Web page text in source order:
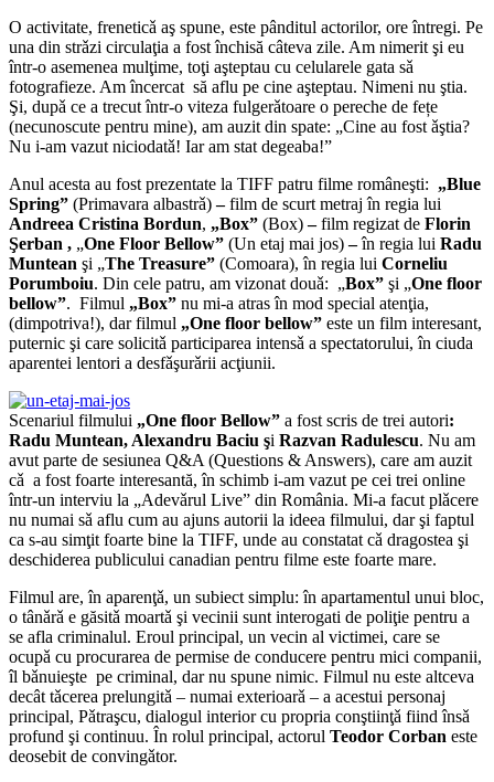
O activitate, freneticǎ aş spune, este pânditul actorilor, ore întregi. Pe
una din strǎzi circulaţia a fost închisă câteva zile. Am nimerit şi eu
într-o asemenea mulţime, toţi aşteptau cu celularele gata sǎ
fotografieze. Am încercat să aflu pe cine aşteptau. Nimeni nu ştia.
Şi, dupǎ ce a trecut într-o viteza fulgerǎtoare o pereche de fețe
(necunoscute pentru mine), am auzit din spate: „Cine au fost ǎştia?
Nu i-am vazut niciodatǎ! Iar am stat degeaba!”
Anul acesta au fost prezentate la TIFF patru filme româneşti: „Blue
Spring” (Primavara albastrǎ)–film de scurt metraj în regia lui
Andreea Cristina Bordun, „Box” (Box)–film regizat de Florin
Şerban , „One Floor Bellow” (Un etaj mai jos)–în regia lui Radu
Muntean şi „The Treasure” (Comoara), în regia lui Corneliu
Porumboiu. Din cele patru, am vizonat douǎ: „Box” şi „One floor
bellow”. Filmul „Box” nu mi-a atras în mod special atenţia,
(dimpotriva!), dar filmul „One floor bellow” este un film interesant,
puternic şi care solicitǎ participarea intensǎ a spectatorului, în ciuda
aparentei lentori a desfǎşurǎrii acţiunii.
Scenariul filmului „One floor Bellow” a fost scris de trei autori:
Radu Muntean, Alexandru Baciu şi Razvan Radulescu. Nu am
avut parte de sesiunea Q&A (Questions & Answers), care am auzit
cǎ a fost foarte interesantă, în schimb i-am vazut pe cei trei online
într-un interviu la „Adevǎrul Live” din România. Mi-a facut plǎcere
nu numai sǎ aflu cum au ajuns autorii la ideea filmului, dar şi faptul
ca s-au simţit foarte bine la TIFF, unde au constatat cǎ dragostea şi
deschiderea publicului canadian pentru filme este foarte mare.
Filmul are, în aparenţǎ, un subiect simplu: în apartamentul unui bloc,
o tânǎrǎ e găsitǎ moartǎ şi vecinii sunt interogati de poliţie pentru a
se afla criminalul. Eroul principal, un vecin al victimei, care se
ocupǎ cu procurarea de permise de conducere pentru mici companii,
îl bǎnuieşte pe criminal, dar nu spune nimic. Filmul nu este altceva
decât tǎcerea prelungitǎ – numai exterioarǎ – a acestui personaj
principal, Pǎtraşcu, dialogul interior cu propria conştiinţǎ fiind însǎ
profund şi continuu. În rolul principal, actorul Teodor Corban este
deosebit de convingǎtor.